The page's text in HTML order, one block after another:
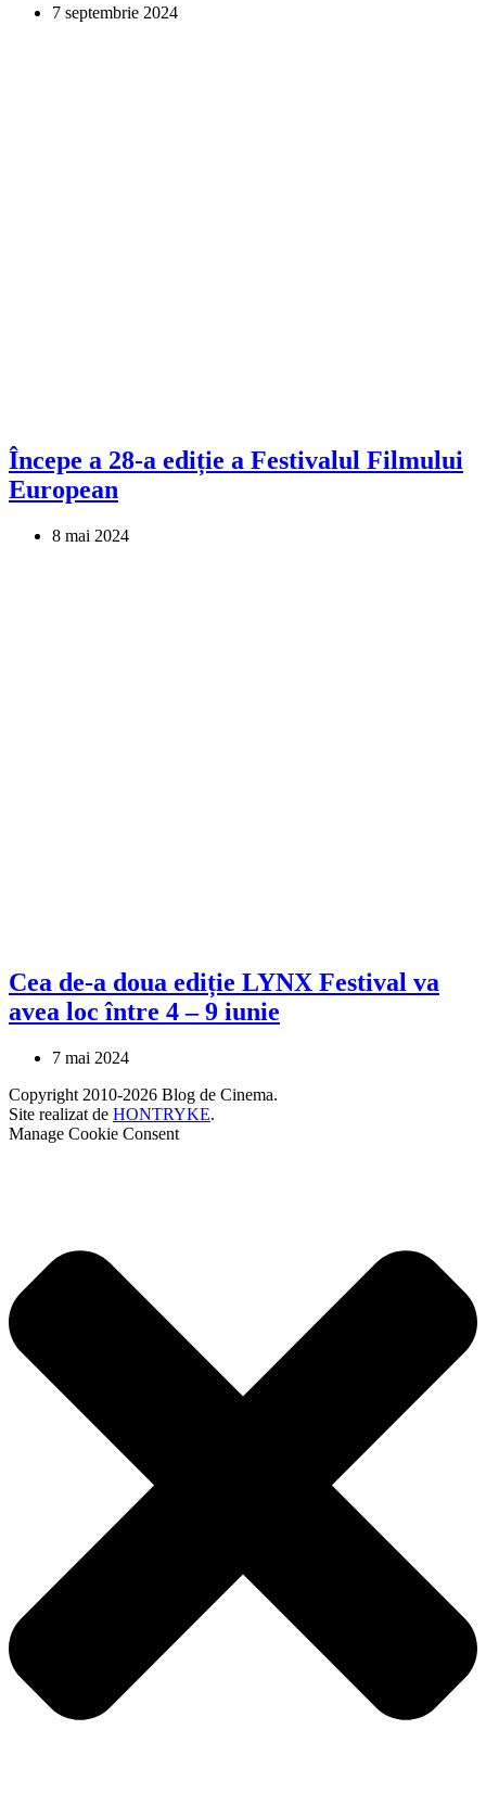
7 septembrie 2024
Începe a 28-a ediție a Festivalul Filmului
European
8 mai 2024
Cea de-a doua ediție LYNX Festival va
avea loc între 4 – 9 iunie
7 mai 2024
Copyright 2010-2026 Blog de Cinema.
Site realizat de HONTRYKE.
Manage Cookie Consent